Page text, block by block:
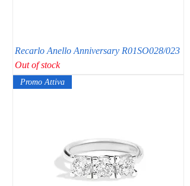
Recarlo Anello Anniversary R01SO028/023
Out of stock
Promo Attiva